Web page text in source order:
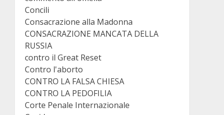
Concili
Consacrazione alla Madonna
CONSACRAZIONE MANCATA DELLA
RUSSIA
contro il Great Reset
Contro l'aborto
CONTRO LA FALSA CHIESA
CONTRO LA PEDOFILIA
Corte Penale Internazionale